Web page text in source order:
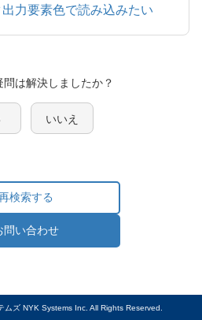
力要素色で読み込みたい
問は解決しましたか？
いいえ
検索する
問い合わせ
ムズ NYK Systems Inc. All Rights Reserved.